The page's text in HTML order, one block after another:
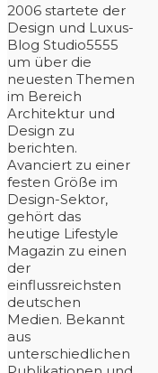
2006 startete der
Design und Luxus-
Blog Studio5555
um über die
neuesten Themen
im Bereich
Architektur und
Design zu
berichten.
Avanciert zu einer
festen Größe im
Design-Sektor,
gehört das
heutige Lifestyle
Magazin zu einen
der
einflussreichsten
deutschen
Medien. Bekannt
aus
unterschiedlichen